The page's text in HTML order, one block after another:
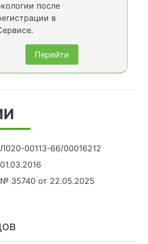
после
в
Перейти
Л020-00113-66/00016212
01.03.2016
№ 35740 от 22.05.2025